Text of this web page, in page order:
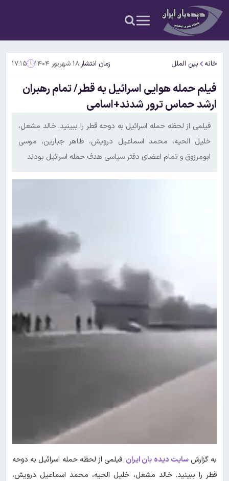
خانه بین الملل زمان انتشار:۱۸ شهریور ۱۴۰۴ ۱۷:۱۵
فیلم حمله هوایی اسرائیل به قطر/ تمام رهبران
ارشد حماس ترور شدند+اسامی
فیلمی از لحظه حمله اسرائیل به دوحه قطر را ببینید. خالد مشعل،
خلیل الحیه، محمد اسماعیل درویش، ظاهر جبارین، موسی
ابومرزوق و تمام اعضای دفتر سیاسی هدف حمله اسرائیل بودند ⁪⁬⁮⁮⁮
به گزارشسایت دیده بان ایران؛ فیلمی از لحظه حمله اسرائیل به دوحه
قطر را ببینید. خالد مشعل، خلیل الحیه، محمد اسماعیل درویش،